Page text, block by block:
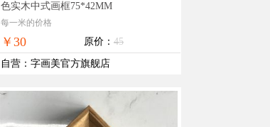
色实木中式画框75*42MM
每一米的价格
￥30 原价： 45
自营 ： 字画美官方旗舰店